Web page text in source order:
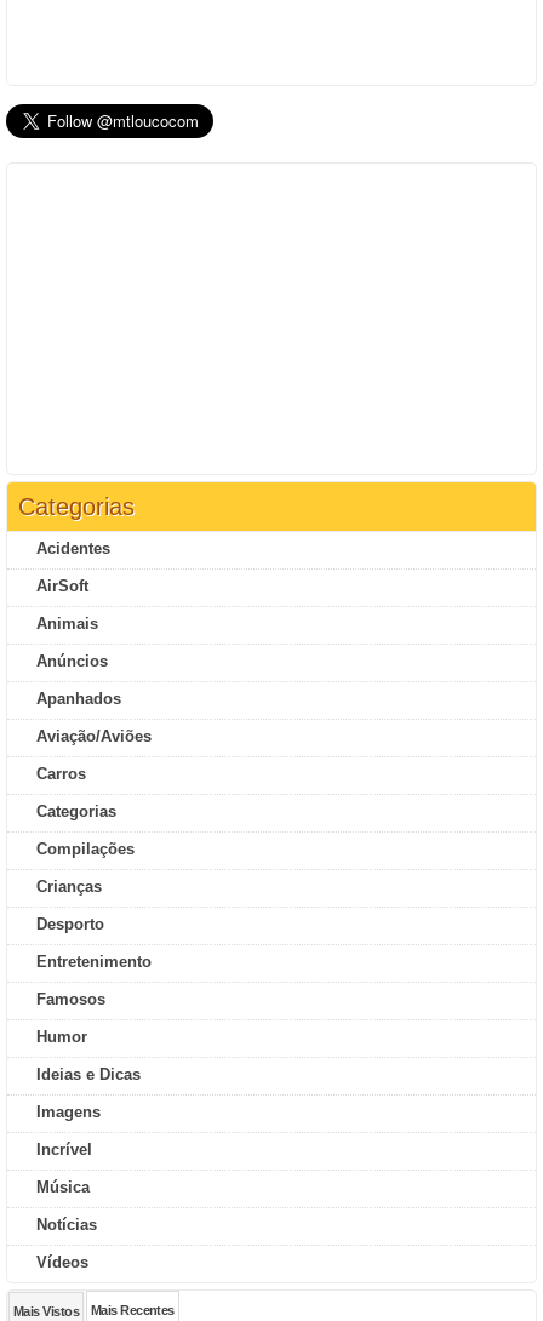
Categorias
Acidentes
AirSoft
Animais
Anúncios
Apanhados
Aviação/Aviões
Carros
Categorias
Compilações
Crianças
Desporto
Entretenimento
Famosos
Humor
Ideias e Dicas
Imagens
Incrível
Música
Notícias
Vídeos
Mais Vistos Mais Recentes